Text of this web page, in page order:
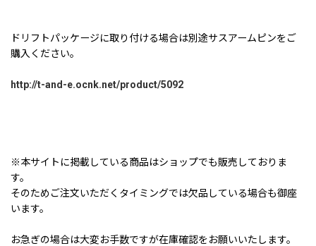
ドリフトパッケージに取り付ける場合は別途サスアームピンをご
購入ください。
http://t-and-e.ocnk.net/product/5092
※本サイトに掲載している商品はショップでも販売しておりま
す。
そのためご注文いただくタイミングでは欠品している場合も御座
います。
お急ぎの場合は大変お手数ですが在庫確認をお願いいたします。